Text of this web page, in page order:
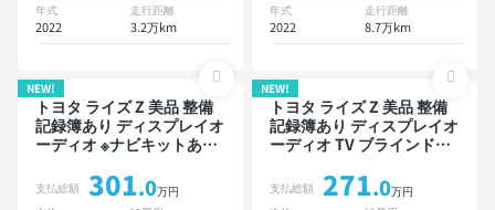
年式
2022
走行距離
3.2万km
年式
2022
走行距離
8.7万km
NEW!
トヨタ ライズ Z 美品 整備
記録簿あり ディスプレイオ
ーディオ ※ナビキットあり
ニター スマートキー ETC
バックモニター ドライブレ
支払総額 301.0万円
NEW!
トヨタ ライズ Z 美品 整備
記録簿あり ディスプレイオ
ーディオ TV ブラインドス
ーズ スマートキー ETC バ
ックモニター 全方位カメラ
支払総額 271.0万円